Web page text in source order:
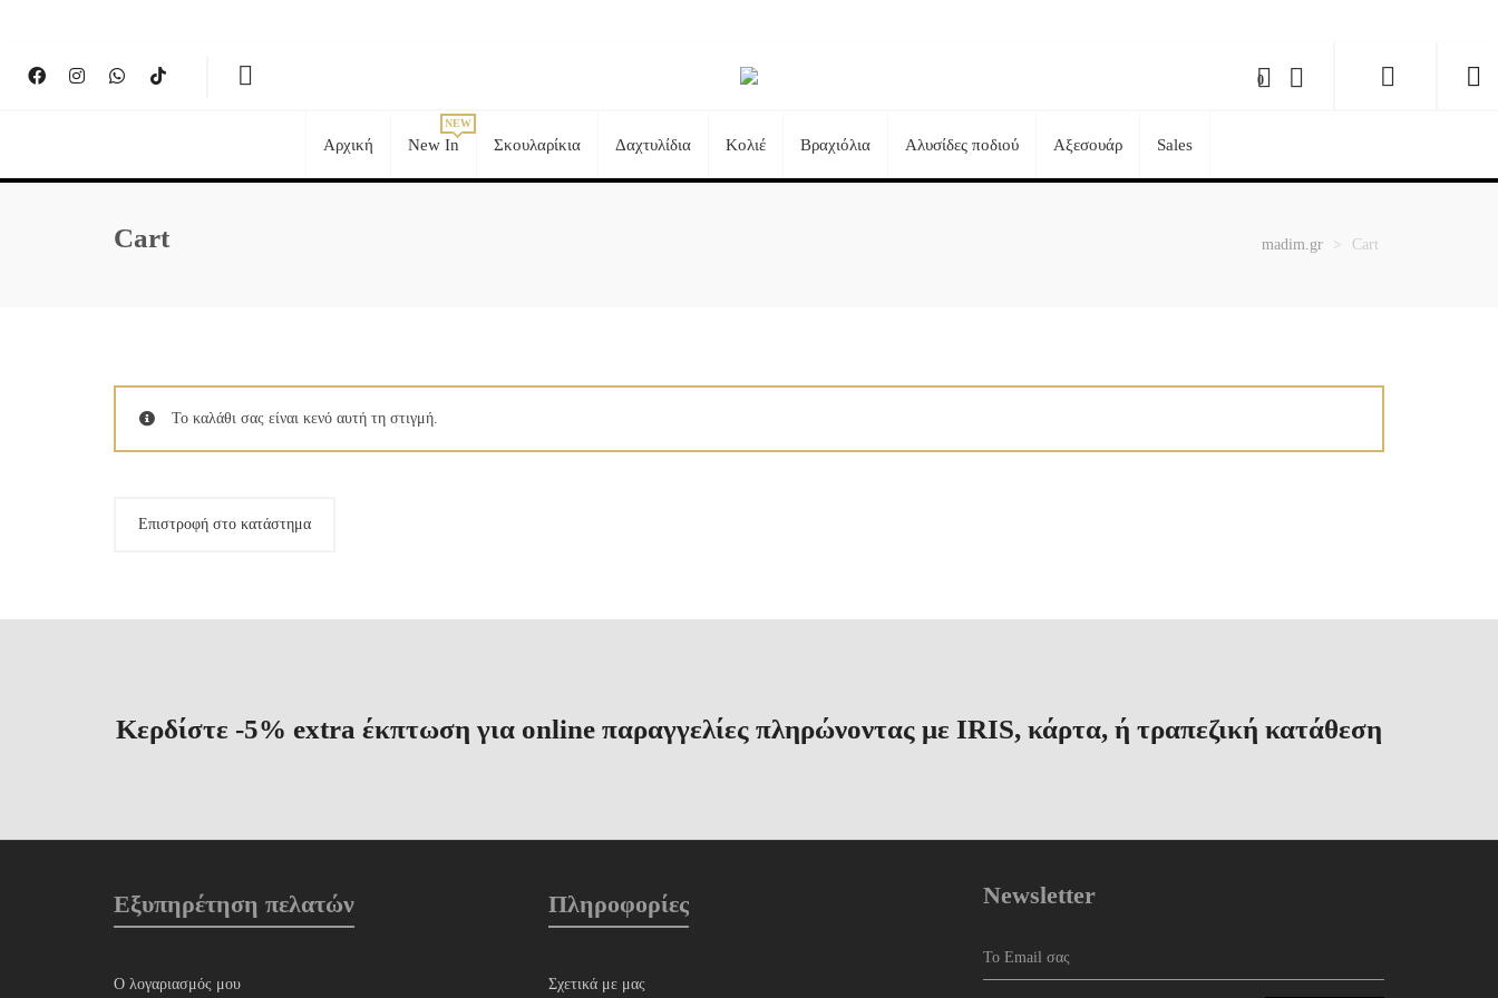
0
Αρχική New In Σκουλαρίκια Δαχτυλίδια Κολιέ Βραχιόλια Αλυσίδες ποδιού Αξεσουάρ Sales
Τηλεφωνικές Παραγγελίες: +30 23510 73242
Cart madim.gr > Cart
Το καλάθι σας είναι κενό αυτή τη στιγμή.
Επιστροφή στο κατάστημα
Κερδίστε -5% extra έκπτωση για online παραγγελίες πληρώνοντας με IRIS, κάρτα, ή τραπεζική κατάθεση
Εξυπηρέτηση πελατών
Ο λογαριασμός μου
Πληροφορίες
Σχετικά με μας
Newsletter